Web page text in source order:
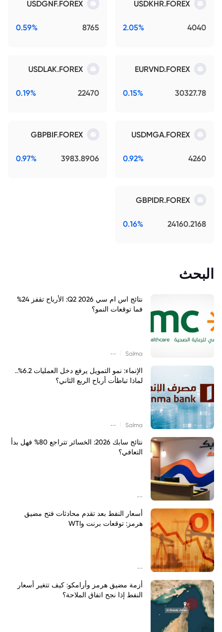
USDKHR.FOREX
4040
2.05%
USDGNF.FOREX
8765
0.59%
EURVND.FOREX
30327.78
0.15%
USDLAK.FOREX
22470
0.19%
USDMGA.FOREX
4260
0.92%
GBPBIF.FOREX
3983.8906
0.97%
GBPIDR.FOREX
24160.2168
0.16%
البحث
نتائج اس ام سي Q2 2026: الأرباح تقفز 24%
فما توقعات النمو؟
Salma
--
الإنماء: نمو التمويل يرفع دخل العمليات 6.2%..
لماذا تباطأت أرباح الربع الثاني؟
Salma
--
نتائج سابك 2026: الخسائر تتراجع 80% فهل بدأ
التعافي؟
--
أسعار النفط بعد تقدم محادثات فتح مضيق
هرمز: توقعات برنت وWTI
--
أزمة مضيق هرمز وأرامكو: كيف تتغير أسعار
النفط إذا نجح اتفاق الملاحة؟